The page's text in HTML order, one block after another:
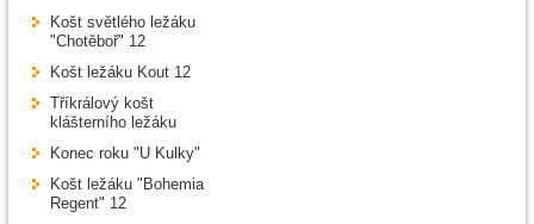
Košt světlého ležáku
"Chotěboř" 12
Košt ležáku Kout 12
Tříkrálový košt
klášterního ležáku
Konec roku "U Kulky"
Košt ležáku "Bohemia
Regent" 12